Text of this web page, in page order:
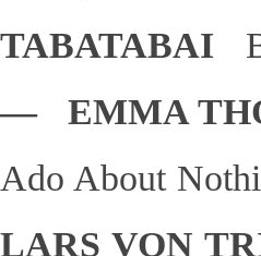
TABATABAI
— EMMA
Ado About
LARS VON